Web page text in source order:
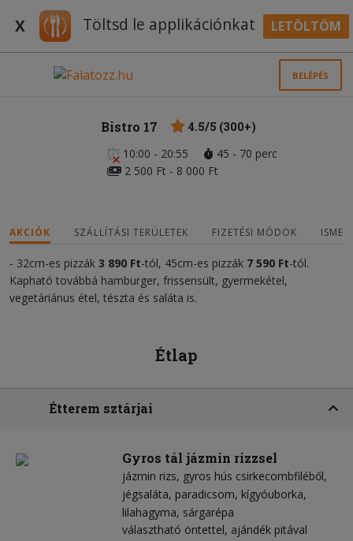
X Töltsd le applikációnkat LETÖLTÖM
BELÉPÉS
Bistro 17
4.5/5 (300+)
10:00 - 20:55
45 - 70 perc
2 500 Ft - 8 000 Ft
AKCIÓK SZÁLLÍTÁSI TERÜLETEK FIZETÉSI MÓDOK
- 32cm-es pizzák 3 890 Ft-tól, 45cm-es pizzák 7 590 Ft-tól.
Kapható továbbá hamburger, frissensült, gyermekétel,
vegetáriánus étel, tészta és saláta is.
Étlap
Étterem sztárjai
Gyros tál jázmin rizzsel
jázmin rizs gyros hús csirkecombfiléből
jégsaláta paradicsom kígyóuborka
lilahagyma sárgarépa
választható öntettel, ajándék pitával